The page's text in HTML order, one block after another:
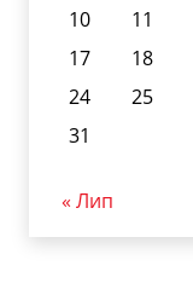
10
11
17
18
24
25
31
« Лип